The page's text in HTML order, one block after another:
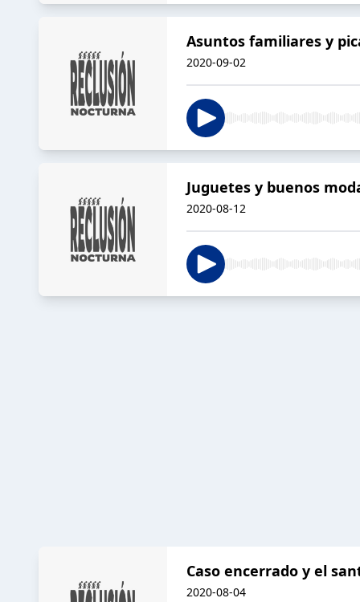
Asuntos familiares y
2020-09-02
Juguetes y buenos
2020-08-12
Caso encerrado y el
2020-08-04